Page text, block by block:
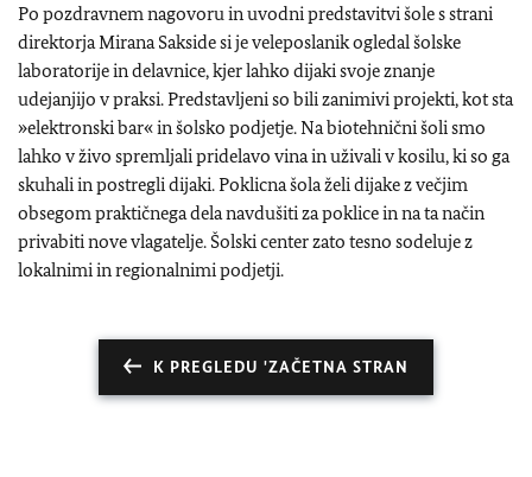
Po pozdravnem nagovoru in uvodni predstavitvi šole s strani
direktorja Mirana Sakside si je veleposlanik ogledal šolske
laboratorije in delavnice, kjer lahko dijaki svoje znanje
udejanjijo v praksi. Predstavljeni so bili zanimivi projekti, kot sta
»elektronski bar« in šolsko podjetje. Na biotehnični šoli smo
lahko v živo spremljali pridelavo vina in uživali v kosilu, ki so ga
skuhali in postregli dijaki. Poklicna šola želi dijake z večjim
obsegom praktičnega dela navdušiti za poklice in na ta način
privabiti nove vlagatelje. Šolski center zato tesno sodeluje z
lokalnimi in regionalnimi podjetji.
K PREGLEDU 'ZAČETNA STRAN